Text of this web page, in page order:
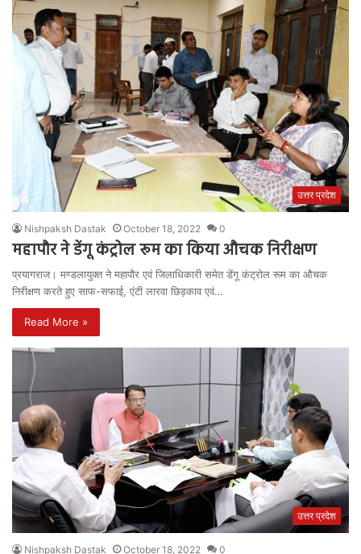
उत्तर प्रदेश
Nishpaksh Dastak October 18, 2022 0
महापौर ने डेंगू कंट्रोल रूम का किया औचक निरीक्षण
प्रयागराज। मण्डलायुक्त ने महापौर एवं जिलाधिकारी समेत डेंगू कंट्रोल रूम का औचक
निरीक्षण करते हुए साफ-सफाई, एंटी लारवा छिड़काव एवं…
Read More »
उत्तर प्रदेश
Nishpaksh Dastak October 18, 2022 0